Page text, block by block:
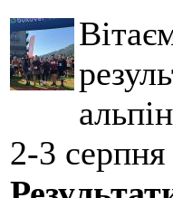
2-3 серпня